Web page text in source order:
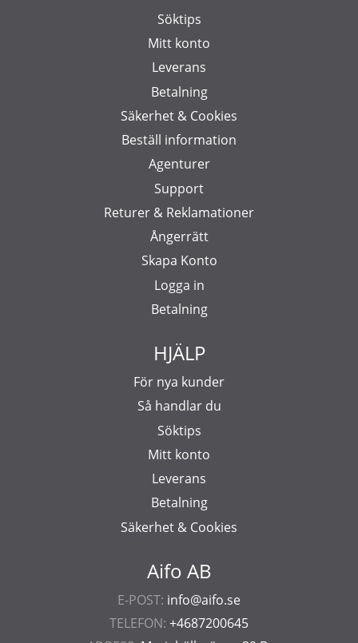
Aifo AB
E-POST: info@aifo.se
TELEFON: +4687200645
Söktips
Mitt konto
Leverans
Betalning
Säkerhet & Cookies
Beställ information
Agenturer
Support
Returer & Reklamationer
Ångerrätt
Skapa Konto
Logga in
Betalning
HJÄLP
För nya kunder
Så handlar du
Söktips
Mitt konto
Leverans
Betalning
Säkerhet & Cookies